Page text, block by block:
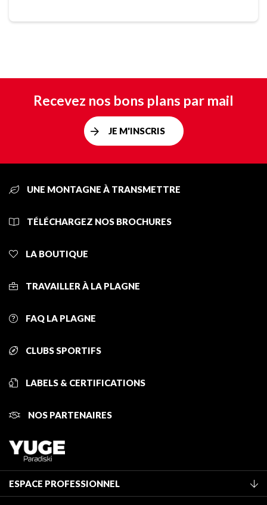
Recevez nos bons plans par mail
JE M'INSCRIS
UNE MONTAGNE À TRANSMETTRE
TÉLÉCHARGEZ NOS BROCHURES
LA BOUTIQUE
TRAVAILLER À LA PLAGNE
FAQ LA PLAGNE
CLUBS SPORTIFS
LABELS & CERTIFICATIONS
NOS PARTENAIRES
ESPACE PROFESSIONNEL